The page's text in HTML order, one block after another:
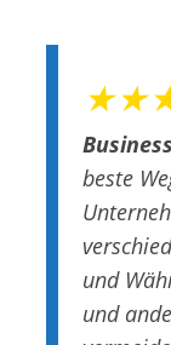
Business
beste
und
und